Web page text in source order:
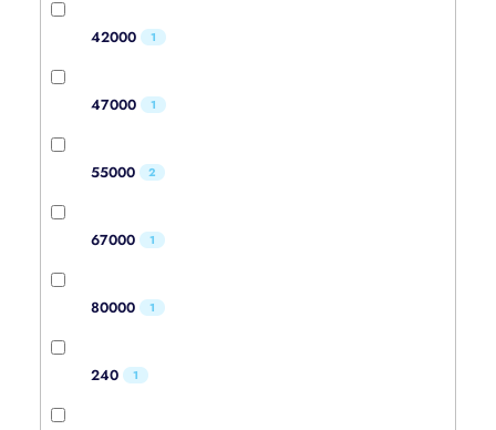
42000 1
47000 1
55000 2
67000 1
80000 1
240 1